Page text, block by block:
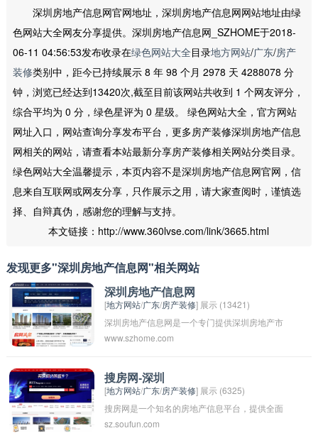
深圳房地产信息网官网地址，深圳房地产信息网网站地址由绿
色网站大全网友分享提供。深圳房地产信息网_SZHOME于2018-
06-11 04:56:53发布收录在绿色网站大全目录地方网站/广东/房产
装修类别中，距今已持续展示 8 年 98 个月 2978 天 4288078 分
钟，浏览已经达到13420次,截至目前该网站共收到 1 个网友评分，
综合平均为 0 分，绿色星评为 0 星级。 绿色网站大全，官方网站
网址入口，网站查询分享发布平台，更多房产装修深圳房地产信息
网相关的网站，请查看本站最新分享房产装修相关网站分类目录。
绿色网站大全温馨提示，本页内容不是深圳房地产信息网官网，信
息来自互联网或网友分享，只作展示之用，请大家查阅时，谨慎选
择、自辩真伪，感谢您的理解与支持。
本文链接：http://www.360lvse.com/link/3665.html
发现更多"深圳房地产信息网"相关网站
深圳房地产信息网
[地方网站/广东/房产装修] 展示 (13421)
深圳房地产信息网是一个专门提供深圳房地产市
场信息的网站，包括楼盘信息、房价走势、房产
地产市场动向，方便购房者和投资者做出正确的
决策。同时，该网站也提供在线咨询和服务，帮
助用户解决与房地产相关的问题。
www.szhome.com
搜房网-深圳
[地方网站/广东/房产装修] 展示 (6325)
搜房网是一个知名的房地产信息平台，提供全面
的房产信息和服务。在深圳地区，搜房网也提供
sz.soufun.com